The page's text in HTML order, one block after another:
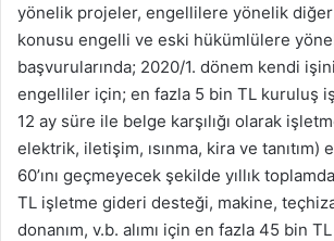
yönelik projeler, engellilere yönelik
konusu engelli ve eski hükümlülere
başvurularında; 2020/1. dönem kendi
engelliler için; en fazla 5 bin TL kuruluş
12 ay süre ile belge karşılığı olarak
elektrik, iletişim, ısınma, kira ve tanıtım)
60’ını geçmeyecek şekilde yıllık
TL işletme gideri desteği, makine,
donanım, v.b. alımı için en fazla 45 bin